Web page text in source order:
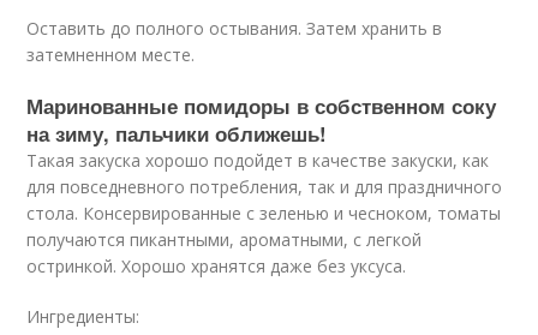
Оставить до полного остывания. Затем хранить в
затемненном месте.
Маринованные помидоры в собственном соку
на зиму, пальчики оближешь!
Такая закуска хорошо подойдет в качестве закуски, как
для повседневного потребления, так и для праздничного
стола. Консервированные с зеленью и чесноком, томаты
получаются пикантными, ароматными, с легкой
остринкой. Хорошо хранятся даже без уксуса.
Ингредиенты: